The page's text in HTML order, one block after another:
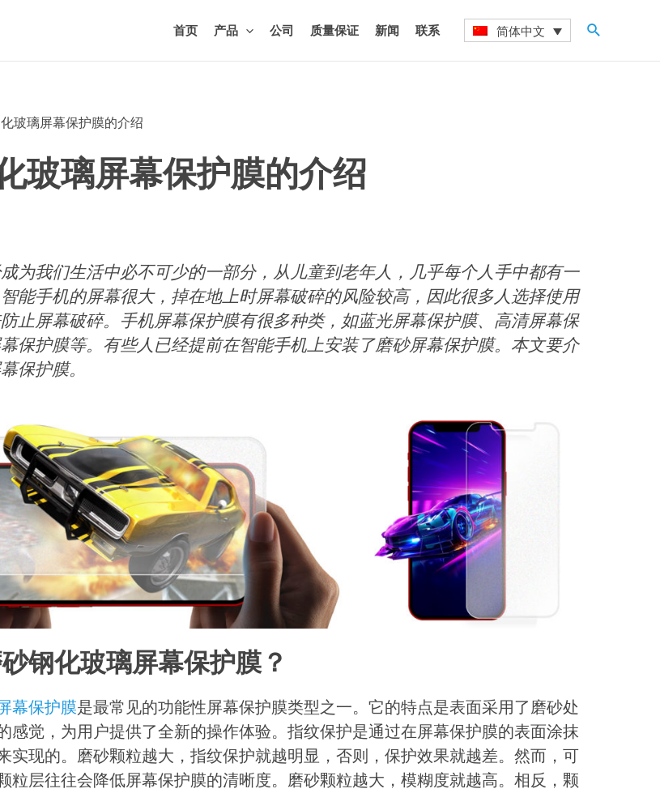
首页 产品 公司 质量保证 新闻 联系 简体中文
搜
玻璃屏幕保护膜的介绍
玻璃屏幕保护膜的介绍
为我们生活中必不可少的一部分，从儿童到老年人，几乎每个人手中都有一
能手机的屏幕很大，掉在地上时屏幕破碎的风险较高，因此很多人选择使用
止屏幕破碎。手机屏幕保护膜有很多种类，如蓝光屏幕保护膜、高清屏幕保
保护膜等。有些人已经提前在智能手机上安装了磨砂屏幕保护膜。本文要介
保护膜。
钢化玻璃屏幕保护膜？
幕保护膜是最常见的功能性屏幕保护膜类型之一。它的特点是表面采用了磨砂处
感觉，为用户提供了全新的操作体验。指纹保护是通过在屏幕保护膜的表面涂抹
实现的。磨砂颗粒越大，指纹保护就越明显，否则，保护效果就越差。然而，可
粒层往往会降低屏幕保护膜的清晰度。磨砂颗粒越大，模糊度就越高。相反，颗